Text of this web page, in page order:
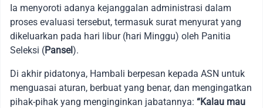
Ia menyoroti adanya kejanggalan administrasi dalam
proses evaluasi tersebut, termasuk surat menyurat yang
dikeluarkan pada hari libur (hari Minggu) oleh Panitia
Seleksi (Pansel).
Di akhir pidatonya, Hambali berpesan kepada ASN untuk
menguasai aturan, berbuat yang benar, dan mengingatkan
pihak-pihak yang menginginkan jabatannya: “Kalau mau